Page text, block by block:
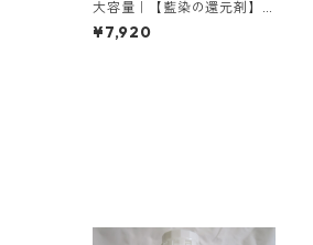
大容量｜【藍染の還元剤】
｜ぶどう糖｜ブドウ糖｜D
(+)-グルコース｜20㎏
¥7,920